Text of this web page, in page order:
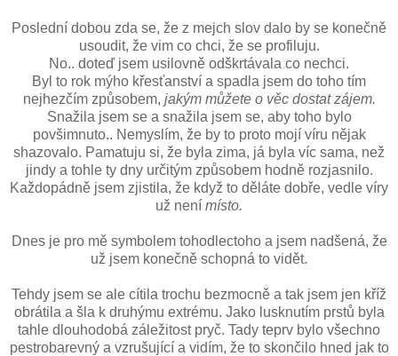
Poslední dobou zda se, že z mejch slov dalo by se konečně
usoudit, že vim co chci, že se profiluju.
No.. doteď jsem usilovně odškrtávala co nechci.
Byl to rok mýho křesťanství a spadla jsem do toho tím
nejhezčím způsobem, jakým můžete o věc dostat zájem.
Snažila jsem se a snažila jsem se, aby toho bylo
povšimnuto.. Nemyslím, že by to proto mojí víru nějak
shazovalo. Pamatuju si, že byla zima, já byla víc sama, než
jindy a tohle ty dny určitým způsobem hodně rozjasnilo.
Každopádně jsem zjistila, že když to děláte dobře, vedle víry
už není místo.
Dnes je pro mě symbolem tohodlectoho a jsem nadšená, že
už jsem konečně schopná to vidět.
Tehdy jsem se ale cítila trochu bezmocně a tak jsem jen kříž
obrátila a šla k druhýmu extrému. Jako lusknutím prstů byla
tahle dlouhodobá záležitost pryč. Tady teprv bylo všechno
pestrobarevný a vzrušující a vidím, že to skončilo hned jak to